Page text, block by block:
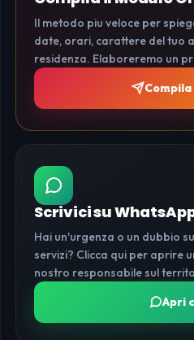
Il metodo piu veloce per
date, orari, carattere del tuo
residenza. Elaboreremo un
Scrivici su
Hai un'urgenza o un dubbio
servizi? Clicca qui per aprire
nostro responsabile sul
Apri